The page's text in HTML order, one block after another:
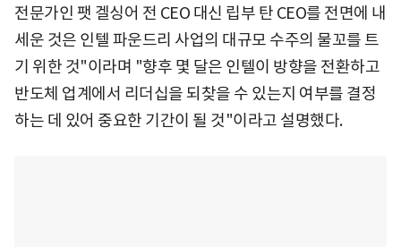
전문가인 팻 겔싱어 전 CEO 대신 립부 탄 CEO를 전면에 내
세운 것은 인텔 파운드리 사업의 대규모 수주의 물꼬를 트
기 위한 것"이라며 "향후 몇 달은 인텔이 방향을 전환하고
반도체 업계에서 리더십을 되찾을 수 있는지 여부를 결정
하는 데 있어 중요한 기간이 될 것"이라고 설명했다.